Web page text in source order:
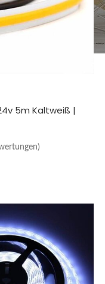
5m Kaltweiß |